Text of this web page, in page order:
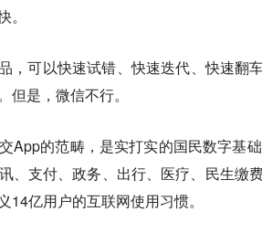
，可以快速试错、快速迭代、快速翻
是，微信不行。
App的范畴，是实打实的国民数字基
、支付、政务、出行、医疗、民生缴
14亿用户的互联网使用习惯。